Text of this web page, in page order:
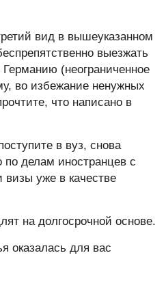
вид в вышеуказанном
выезжать
(неограниченное
во избежание ненужных
что написано в
в вуз, снова
по делам иностранцев с
уже в качестве
на долгосрочной основе.
оказалась для вас